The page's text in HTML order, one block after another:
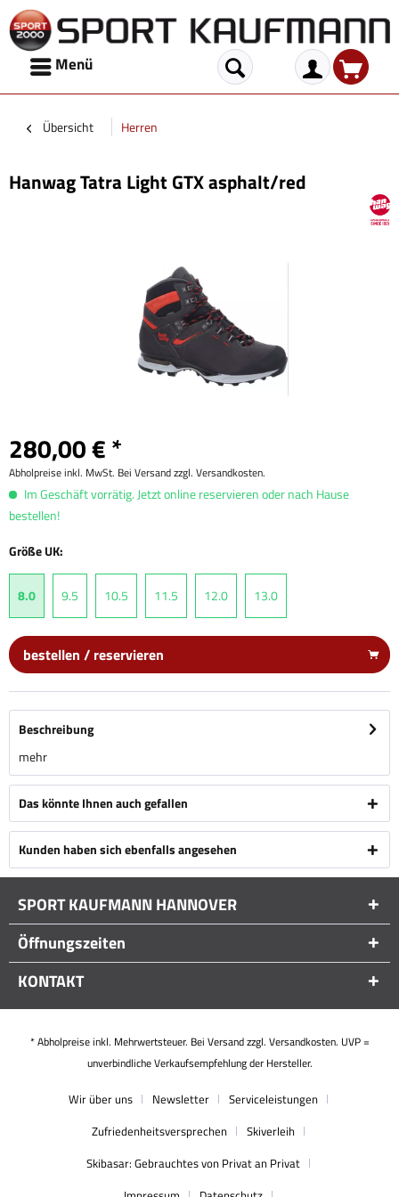
Menü
Übersicht Herren
Hanwag Tatra Light GTX asphalt/red
280,00 € *
Abholpreise inkl. MwSt. Bei Versand zzgl. Versandkosten.
Im Geschäft vorrätig. Jetzt online reservieren oder nach Hause
bestellen!
Größe UK:
8.0 9.5 10.5 11.5 12.0 13.0
bestellen / reservieren
Beschreibung
mehr
Das könnte Ihnen auch gefallen
Kunden haben sich ebenfalls angesehen
SPORT KAUFMANN HANNOVER
Öffnungszeiten
KONTAKT
* Abholpreise inkl. Mehrwertsteuer. Bei Versand zzgl. Versandkosten. UVP =
unverbindliche Verkaufsempfehlung der Hersteller.
Wir über uns Newsletter
Serviceleistungen
Zufriedenheitsversprechen
Skiverleih
Skibasar: Gebrauchtes von Privat an Privat